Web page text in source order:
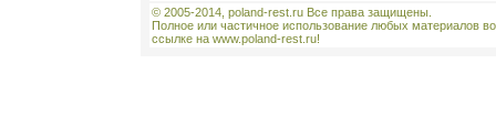
© 2005-2014, poland-rest.ru Все права защищены.
Полное или частичное использование любых материалов
ссылке на www.poland-rest.ru!